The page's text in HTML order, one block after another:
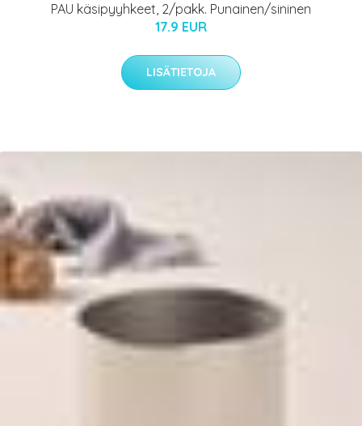
PAU käsipyyhkeet, 2/pakk. Punainen/sininen
17.9 EUR
LISÄTIETOJA